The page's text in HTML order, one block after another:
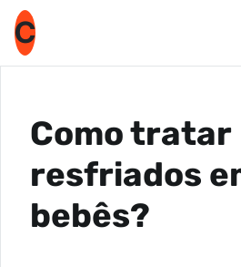
C
Como tratar
resfriados
bebês?